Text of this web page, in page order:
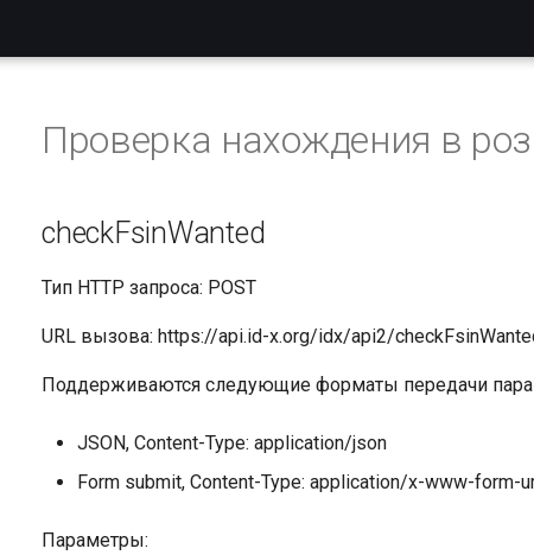
Проверка нахождения в
checkFsinWanted
Тип HTTP запроса: POST
URL вызова: https://api.id-x.org/idx/api2/
Поддерживаются следующие форматы передачи
JSON, Content-Type: application/json
Form submit, Content-Type: application/x-www-form-
Параметры: